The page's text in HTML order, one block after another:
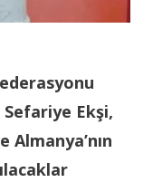
Sefariye Ekşi,
Almanya’nın